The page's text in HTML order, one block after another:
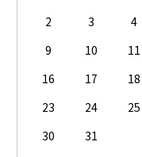
2
3 4
9
10 11
16
17 18
23
24 25
30
31